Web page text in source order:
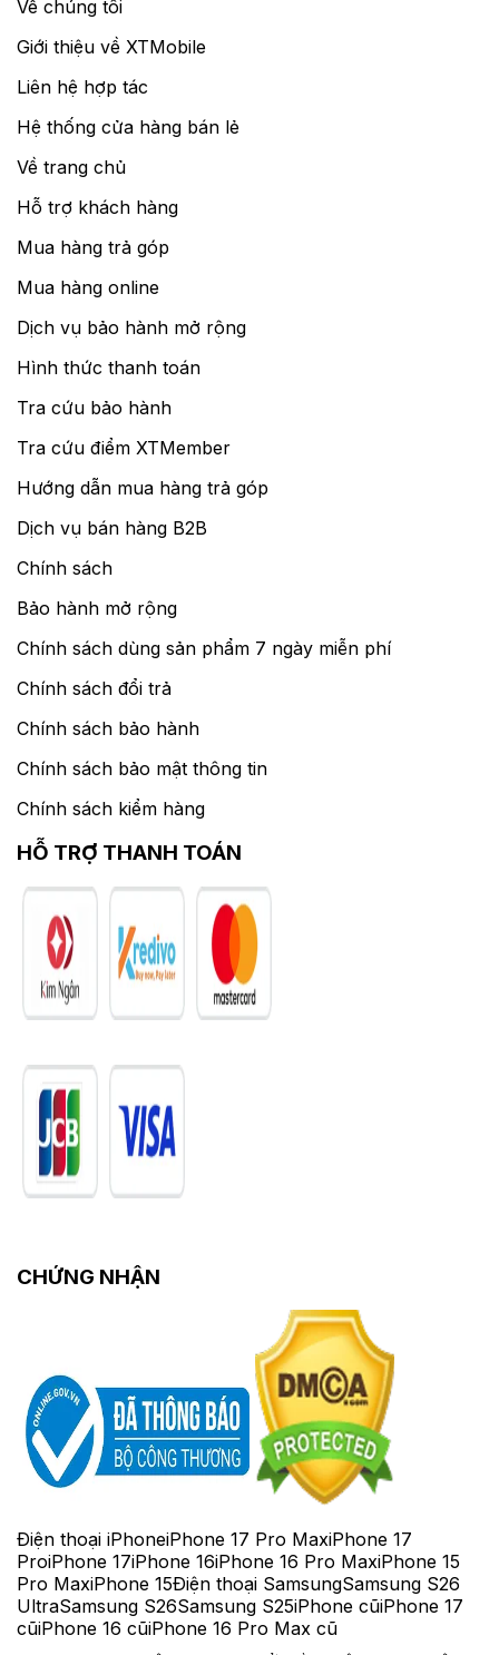
Về chúng tôi
Giới thiệu về XTMobile
Liên hệ hợp tác
Hệ thống cửa hàng bán lẻ
Về trang chủ
Hỗ trợ khách hàng
Mua hàng trả góp
Mua hàng online
Dịch vụ bảo hành mở rộng
Hình thức thanh toán
Tra cứu bảo hành
Tra cứu điểm XTMember
Hướng dẫn mua hàng trả góp
Dịch vụ bán hàng B2B
Chính sách
Bảo hành mở rộng
Chính sách dùng sản phẩm 7 ngày miễn phí
Chính sách đổi trả
Chính sách bảo hành
Chính sách bảo mật thông tin
Chính sách kiểm hàng
HỖ TRỢ THANH TOÁN
CHỨNG NHẬN
Điện thoại iPhoneiPhone 17 Pro MaxiPhone 17
ProiPhone 17iPhone 16iPhone 16 Pro MaxiPhone 15
Pro MaxiPhone 15Điện thoại SamsungSamsung S26
UltraSamsung S26Samsung S25iPhone cũiPhone 17
cũiPhone 16 cũiPhone 16 Pro Max cũ